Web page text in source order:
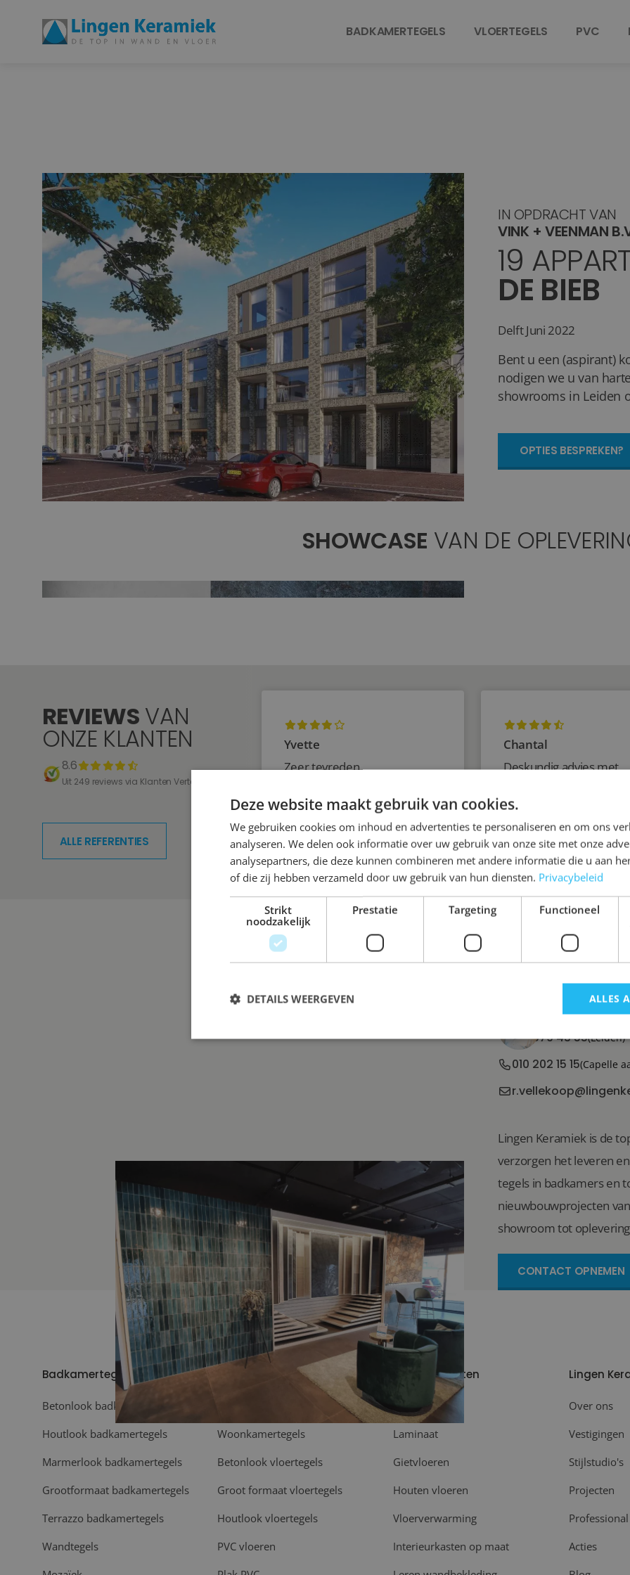
BADKAMERTEGELS VLOERTEGELS PVC
IN OPDRACHT VAN
VINK + VEENMAN
19
DE BIEB
Delft Juni 2022
Bent u een (aspirant)
nodigen we u van
showrooms in Leiden
OPTIES BESPREKEN?
SHOWCASE VAN DE
REVIEWS VAN
ONZE KLANTEN
8.6
Uit 249 reviews via Klanten Vertellen
ALLE REFERENTIES
Yvette
Zeer tevreden
Chantal
Deskundig advies met
wensen.
INTERESSE?
071 579 43 55(Leiden)
010 202 15 15(Capelle
Lingen Keramiek is de
verzorgen het leveren
tegels in badkamers en
nieuwbouwprojecten
showroom tot
CONTACT OPNEMEN
Badkamertegels
Betonlook badkamertegels
Houtlook badkamertegels
Marmerlook badkamertegels
Grootformaat badkamertegels
Terrazzo badkamertegels
Wandtegels
Woonkamertegels
Betonlook vloertegels
Groot formaat vloertegels
Houtlook vloertegels
PVC vloeren
Meer producten
Plinten
Laminaat
Gietvloeren
Houten vloeren
Vloerverwarming
Interieurkasten op maat
Lingen
Over ons
Vestigingen
Stijlstudio's
Projecten
Professional
Acties
Deze website maakt gebruik van cookies.
We gebruiken cookies om inhoud en advertenties te personaliseren en om ons
analyseren. We delen ook informatie over uw gebruik van onze site met onze
analysepartners, die deze kunnen combineren met andere informatie die u aan
of die zij hebben verzameld door uw gebruik van hun diensten. Privacybeleid
Strikt
noodzakelijk
Prestatie Targeting Functioneel
ALLES
DETAILS WEERGEVEN